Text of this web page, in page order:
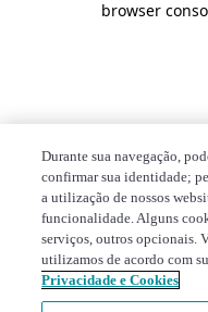
browser
Durante sua navegação,
confirmar sua identidade;
a utilização de nossos
funcionalidade. Alguns
serviços, outros opcionais.
utilizamos de acordo com
Privacidade e Cookies